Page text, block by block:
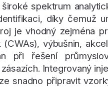
spektrum
díky čemuž
je vhodný zejména
výbušnin,
při řešení
Integrovaný
snadno připravit